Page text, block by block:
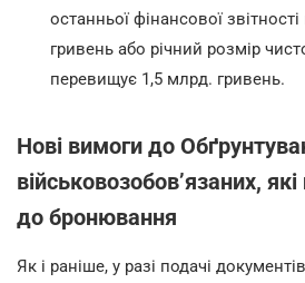
останньої фінансової
гривень або річний розмір
перевищує 1,5 млрд. гривень.
Нові вимоги до
військовозобов’язаних,
до бронювання
Як і раніше, у разі подачі